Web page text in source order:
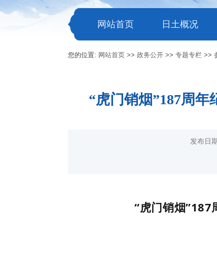
网站首页 日土概况
您的位置: 网站首页 >>政务公开 >>专题专栏 >>
“虎门销烟”187周
发布日
“虎门销烟”187